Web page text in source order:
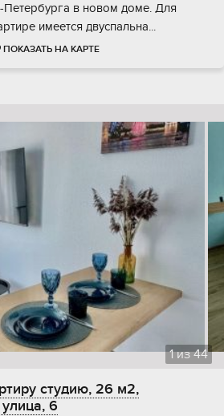
в новом доме. Для
имеется двуспальна...
ПОКАЗАТЬ НА КАРТЕ
1из44
студию, 26 м2,
6